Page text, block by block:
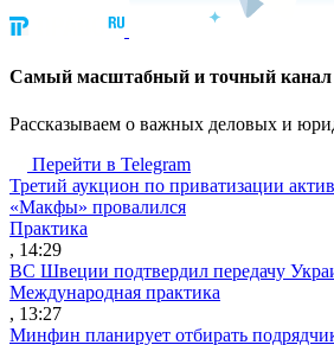
Cамый масштабный и точный канал
Рассказываем о важных деловых и
Перейти в Telegram
Третий аукцион по приватизации
«Макфы» провалился
Практика
, 14:29
ВС Швеции подтвердил передачу
Международная практика
, 13:27
Минфин планирует отбирать